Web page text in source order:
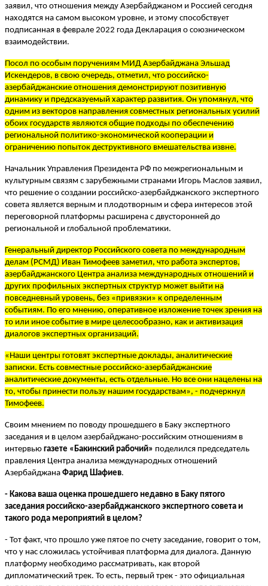
заявил, что отношения между Азербайджаном и Россией сегодня
находятся на самом высоком уровне, и этому способствует
подписанная в феврале 2022 года Декларация о союзническом
взаимодействии.
Посол по особым поручениям МИД Азербайджана Эльшад
Искендеров, в свою очередь, отметил, что российско-
азербайджанские отношения демонстрируют позитивную
динамику и предсказуемый характер развития. Он упомянул, что
одним из векторов направления совместных региональных усилий
обоих государств являются общие подходы по обеспечению
региональной политико-экономической кооперации и
ограничению попыток деструктивного вмешательства извне.
Начальник Управления Президента РФ по межрегиональным и
культурным связям с зарубежными странами Игорь Маслов заявил,
что решение о создании российско-азербайджанского экспертного
совета является верным и плодотворным и сфера интересов этой
переговорной платформы расширена с двусторонней до
региональной и глобальной проблематики.
Генеральный директор Российского совета по международным
делам (РСМД) Иван Тимофеев заметил, что работа экспертов,
азербайджанского Центра анализа международных отношений и
других профильных экспертных структур может выйти на
повседневный уровень, без «привязки» к определенным
событиям. По его мнению, оперативное изложение точек зрения на
то или иное событие в мире целесообразно, как и активизация
диалогов экспертных организаций.
«Наши центры готовят экспертные доклады, аналитические
записки. Есть совместные российско-азербайджанские
аналитические документы, есть отдельные. Но все они нацелены на
то, чтобы принести пользу нашим государствам», - подчеркнул
Тимофеев.
Своим мнением по поводу прошедшего в Баку экспертного
заседания и в целом азербайджано-российским отношениям в
интервью газете «Бакинский рабочий» поделился председатель
правления Центра анализа международных отношений
Азербайджана Фарид Шафиев.
- Какова ваша оценка прошедшего недавно в Баку пятого
заседания российско-азербайджанского экспертного совета и
такого рода мероприятий в целом?
- Тот факт, что прошло уже пятое по счету заседание, говорит о том,
что у нас сложилась устойчивая платформа для диалога. Данную
платформу необходимо рассматривать, как второй
дипломатический трек. То есть, первый трек - это официальная